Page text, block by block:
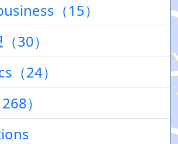
（15）
30）
（24）
）